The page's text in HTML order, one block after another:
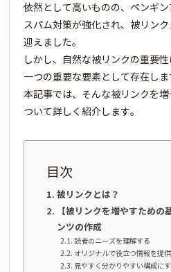
依然として高いものの、ペンギ
スパム対策が強化され、被リン
迎えました。
しかし、自然な被リンクの重要
一つの重要な要素として存在しま
本記事では、そんな被リンクを
ついて詳しく紹介します。
目次
被リンクとは？
【被リンクを増やすための
ンツの作成
読者のニーズを理解する
オリジナルで役立つ情報を提
見やすく分かりやすい構成に